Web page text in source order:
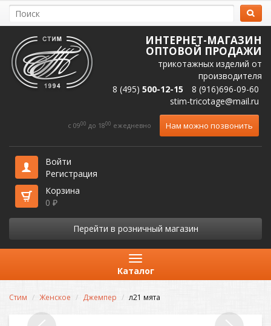
ИНТЕРНЕТ-МАГАЗИН
ОПТОВОЙ ПРОДАЖИ
трикотажных изделий от
производителя
8 (495) 500-12-15
8 (916)696-09-60
stim-tricotage@mail.ru
c 0900 до 1800 ежедневно Нам можно позвонить
Войти
Регистрация
Корзина
0 ₽
Перейти в розничный магазин
Каталог
Стим Женское Джемпер л21 мята